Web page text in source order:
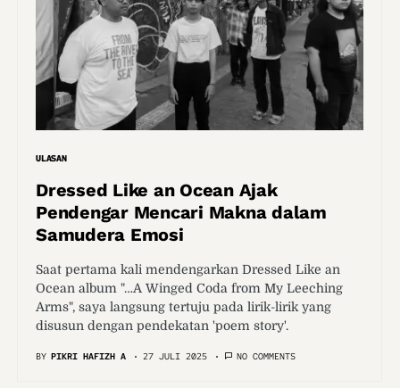
ULASAN
Dressed Like an Ocean Ajak
Pendengar Mencari Makna dalam
Samudera Emosi
Saat pertama kali mendengarkan Dressed Like an
Ocean album "…A Winged Coda from My Leeching
Arms", saya langsung tertuju pada lirik-lirik yang
disusun dengan pendekatan 'poem story'.
BY PIKRI HAFIZH A 27 JULI 2025 NO COMMENTS